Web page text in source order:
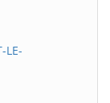
LE-